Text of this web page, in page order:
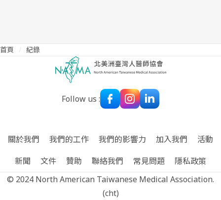
文章
首頁 / 紀錄
Follow us :
關於我們 我們的工作 我們的影響力 加入我們
活動
新聞
文件 贊助 聯絡我們 常見問題
隱私政策
© 2024 North American Taiwanese Medical Association.
(cht)